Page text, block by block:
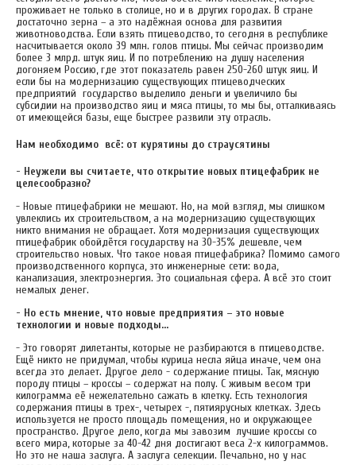
проживает не только в столице, но и в других городах. В стране
достаточно зерна – а это надёжная основа для развития
животноводства. Если взять птицеводство, то сегодня в республике
насчитывается около 39 млн. голов птицы. Мы сейчас производим
более 3 млрд. штук яиц. И по потреблению на душу населения
догоняем Россию, где этот показатель равен 250-260 штук яиц. И
если бы на модернизацию существующих птицеводческих
предприятий государство выделило деньги и увеличило бы
субсидии на производство яиц и мяса птицы, то мы бы, отталкиваясь
от имеющейся базы, еще быстрее развили эту отрасль.
Нам необходимо всё: от курятины до страусятины
- Неужели вы считаете, что открытие новых птицефабрик не
целесообразно?
- Новые птицефабрики не мешают. Но, на мой взгляд, мы слишком
увлеклись их строительством, а на модернизацию существующих
никто внимания не обращает. Хотя модернизация существующих
птицефабрик обойдётся государству на 30-35% дешевле, чем
строительство новых. Что такое новая птицефабрика? Помимо самого
производственного корпуса, это инженерные сети: вода,
канализация, электроэнергия. Это социальная сфера. А всё это стоит
немалых денег.
- Но есть мнение, что новые предприятия – это новые
технологии и новые подходы…
- Это говорят дилетанты, которые не разбираются в птицеводстве.
Ещё никто не придумал, чтобы курица несла яйца иначе, чем она
всегда это делает. Другое дело - содержание птицы. Так, мясную
породу птицы – кроссы – содержат на полу. С живым весом три
килограмма её нежелательно сажать в клетку. Есть технология
содержания птицы в трех-, четырех -, пятиярусных клетках. Здесь
используется не просто площадь помещения, но и окружающее
пространство. Другое дело, когда мы завозим лучшие кроссы со
всего мира, которые за 40-42 дня достигают веса 2-х килограммов.
Но это не наша заслуга. А заслуга селекции. Печально, но у нас